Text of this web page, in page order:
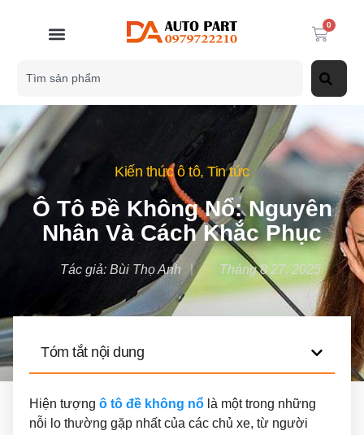
0
Kiến thức ô tô,Tin tức
Ô Tô Đề Không Nổ: Nguyên
Nhân Và Cách Khắc Phục
Tác giả:Bùi Thọ Anh Tháng 8 27, 2025
Tóm tắt nội dung
Hiện tượng ô tô đề không nổ là một trong những
nỗi lo thường gặp nhất của các chủ xe, từ người